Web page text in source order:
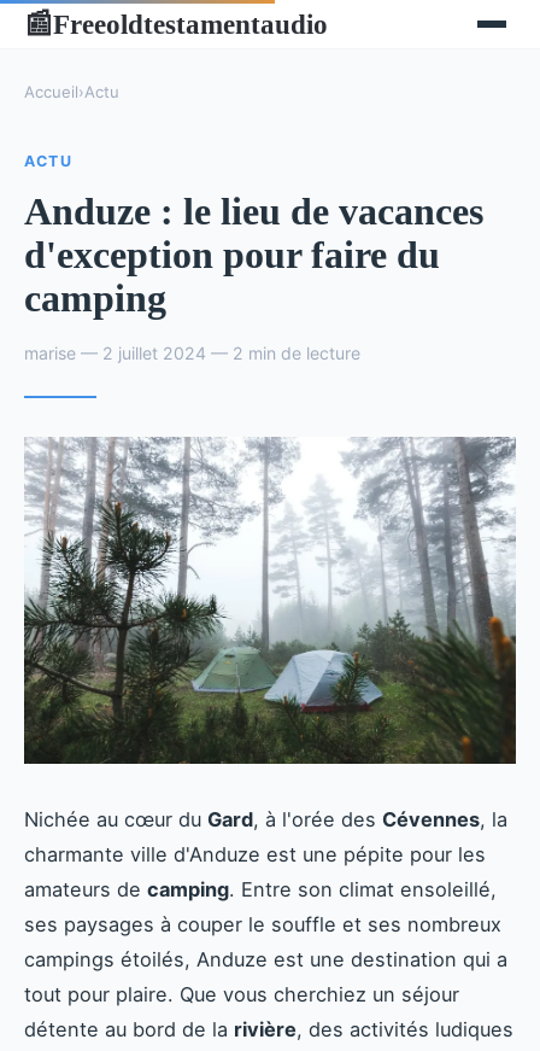
📰Freeoldtestamentaudio
Accueil›Actu
ACTU
Anduze : le lieu de vacances
d'exception pour faire du
camping
marise — 2 juillet 2024 — 2 min de lecture
Nichée au cœur du Gard, à l'orée des Cévennes, la
charmante ville d'Anduze est une pépite pour les
amateurs de camping. Entre son climat ensoleillé,
ses paysages à couper le souffle et ses nombreux
campings étoilés, Anduze est une destination qui a
tout pour plaire. Que vous cherchiez un séjour
détente au bord de la rivière, des activités ludiques